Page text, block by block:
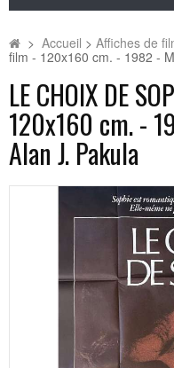
> Accueil > Affiches de
film - 120x160 cm. - 1982 -
LE CHOIX DE
120x160 cm. -
Alan J. Pakula